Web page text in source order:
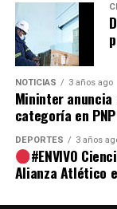
NOTICIAS 3 años ago
Mininter anuncia
categoría en PNP
DEPORTES 3 años
#ENVIVO
Alianza Atlético